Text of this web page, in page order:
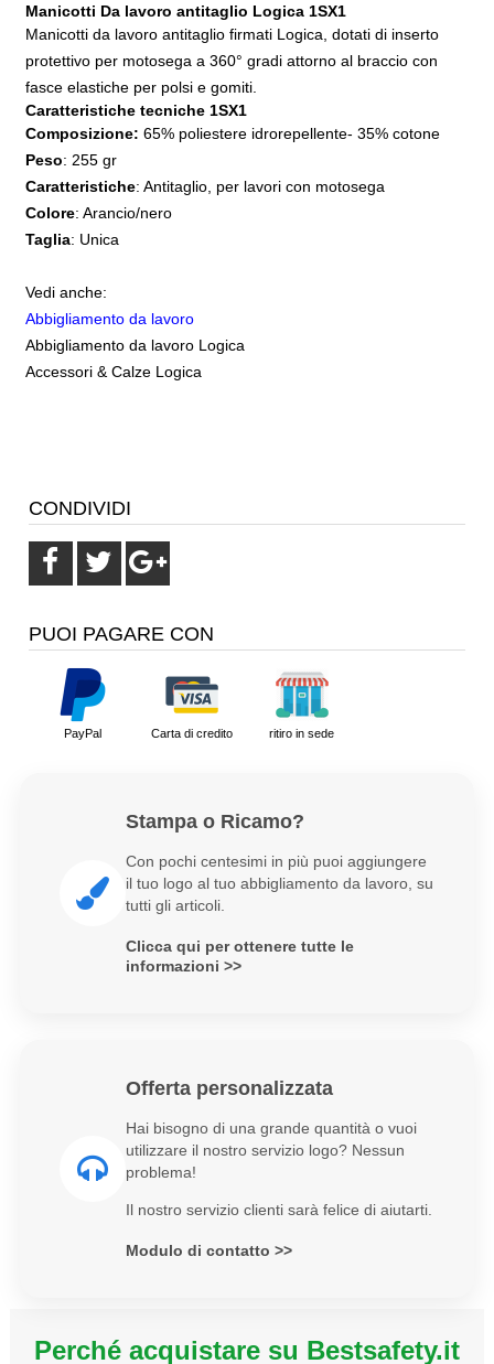
Manicotti Da lavoro antitaglio Logica 1SX1
Manicotti da lavoro antitaglio firmati Logica, dotati di inserto
protettivo per motosega a 360° gradi attorno al braccio con
fasce elastiche per polsi e gomiti.
Caratteristiche tecniche 1SX1
Composizione: 65% poliestere idrorepellente- 35% cotone
Peso: 255 gr
Caratteristiche: Antitaglio, per lavori con motosega
Colore: Arancio/nero
Taglia: Unica
Vedi anche:
Abbigliamento da lavoro
Abbigliamento da lavoro Logica
Accessori & Calze Logica
CONDIVIDI
PUOI PAGARE CON
PayPal Carta di credito ritiro in sede
Stampa o Ricamo?
Con pochi centesimi in più puoi aggiungere
il tuo logo al tuo abbigliamento da lavoro, su
tutti gli articoli.
Clicca qui per ottenere tutte le
informazioni >>
Offerta personalizzata
Hai bisogno di una grande quantità o vuoi
utilizzare il nostro servizio logo? Nessun
problema!
Il nostro servizio clienti sarà felice di aiutarti.
Modulo di contatto >>
Perché acquistare su Bestsafety.it